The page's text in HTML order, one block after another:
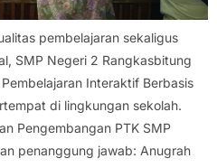
pembelajaran sekaligus
SMP Negeri 2 Rangkasbitung
Interaktif Berbasis
di lingkungan sekolah.
Pengembangan PTK SMP
penanggung jawab: Anugrah